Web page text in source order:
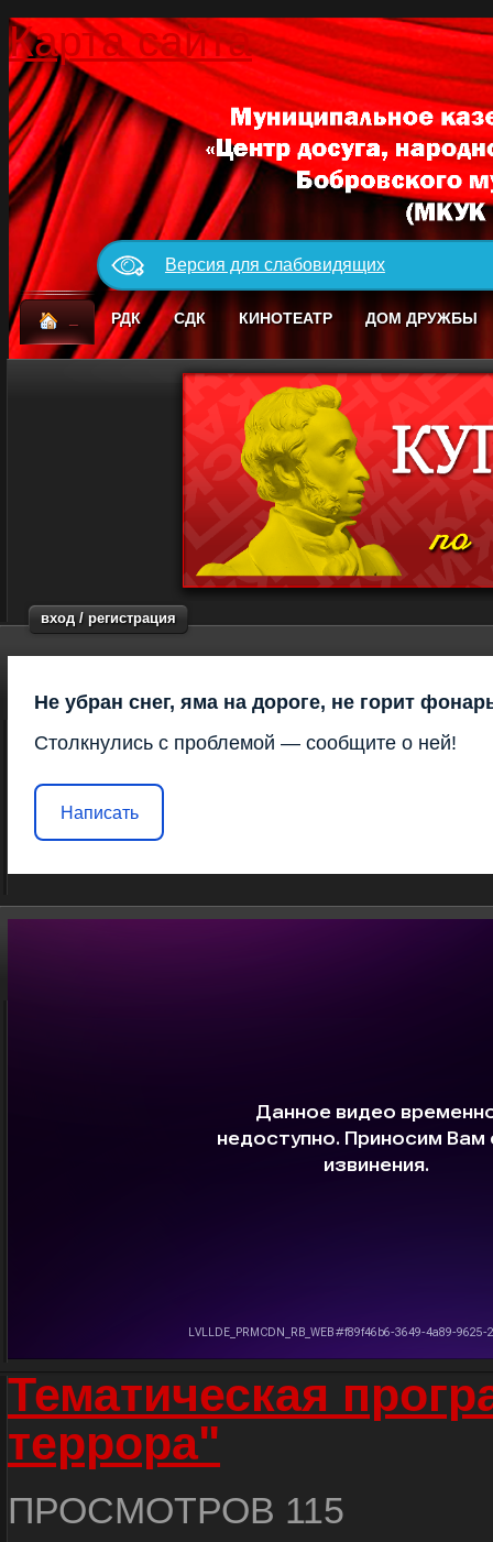
Карта сайта
Версия для слабовидящих
РДК СДК КИНОТЕАТР ДОМ ДРУЖБЫ
вход / регистрация
Не убран снег, яма на дороге, не горит
Столкнулись с проблемой — сообщите о ней!
Написать
Тематическая
террора"
ПРОСМОТРОВ 115